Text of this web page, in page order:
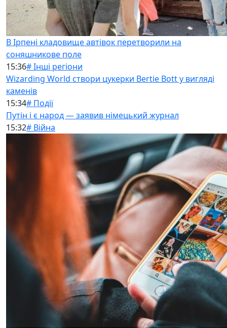
В Ірпені кладовище автівок перетворили на
соняшникове поле
15:36# Інші регіони
Wizarding World створи цукерки Bertie Bott у вигляді
каменів
15:34# Події
Путін і є народ — заявив німецький журнал
15:32# Війна